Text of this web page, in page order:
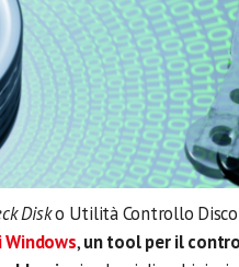
Disko Utilità Controllo
,un tool per il